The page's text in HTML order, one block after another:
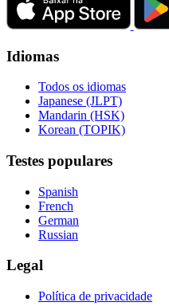
Idiomas
Todos os idiomas
Japanese (JLPT)
Mandarin (HSK)
Korean (TOPIK)
Testes populares
Spanish
French
German
Russian
Legal
Política de privacidade